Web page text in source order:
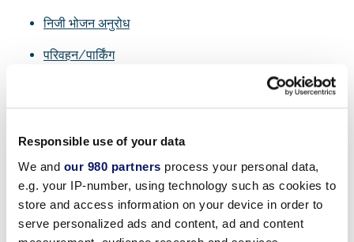
Responsible use of your data
We and our 980 partners process your personal data,
e.g. your IP-number, using technology such as cookies to
store and access information on your device in order to
serve personalized ads and content, ad and content
निजी भोजन अनुरोध
परिवहन/पार्किंग
बैठक
सेवा पशु नीति
व्हीलचेयर/स्कूटर/घुमक्कड़ किराये पर